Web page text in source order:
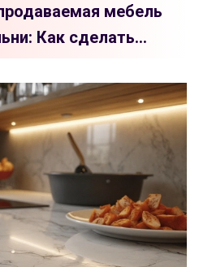
мебель
Как сделать
выбор